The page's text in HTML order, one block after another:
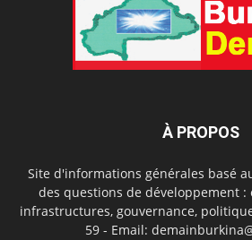
À PROPOS
Site d'informations générales basé
des questions de développement :
infrastructures, gouvernance,
59 - Email: